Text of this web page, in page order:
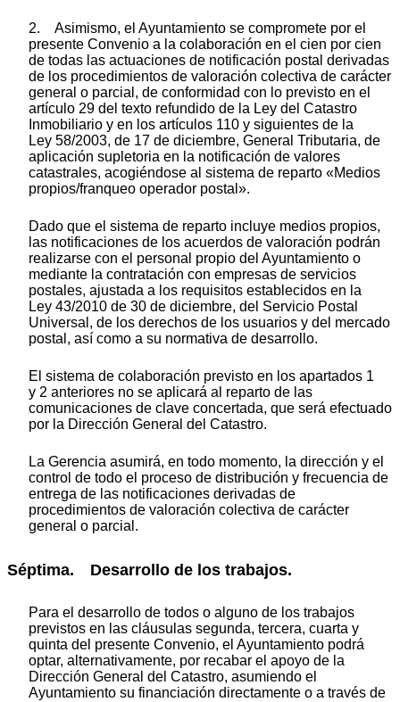
2. Asimismo, el Ayuntamiento se compromete por el
presente Convenio a la colaboración en el cien por cien
de todas las actuaciones de notificación postal derivadas
de los procedimientos de valoración colectiva de carácter
general o parcial, de conformidad con lo previsto en el
artículo 29 del texto refundido de la Ley del Catastro
Inmobiliario y en los artículos 110 y siguientes de la
Ley 58/2003, de 17 de diciembre, General Tributaria, de
aplicación supletoria en la notificación de valores
catastrales, acogiéndose al sistema de reparto «Medios
propios/franqueo operador postal».
Dado que el sistema de reparto incluye medios propios,
las notificaciones de los acuerdos de valoración podrán
realizarse con el personal propio del Ayuntamiento o
mediante la contratación con empresas de servicios
postales, ajustada a los requisitos establecidos en la
Ley 43/2010 de 30 de diciembre, del Servicio Postal
Universal, de los derechos de los usuarios y del mercado
postal, así como a su normativa de desarrollo.
El sistema de colaboración previsto en los apartados 1
y 2 anteriores no se aplicará al reparto de las
comunicaciones de clave concertada, que será efectuado
por la Dirección General del Catastro.
La Gerencia asumirá, en todo momento, la dirección y el
control de todo el proceso de distribución y frecuencia de
entrega de las notificaciones derivadas de
procedimientos de valoración colectiva de carácter
general o parcial.
Séptima. Desarrollo de los trabajos.
Para el desarrollo de todos o alguno de los trabajos
previstos en las cláusulas segunda, tercera, cuarta y
quinta del presente Convenio, el Ayuntamiento podrá
optar, alternativamente, por recabar el apoyo de la
Dirección General del Catastro, asumiendo el
Ayuntamiento su financiación directamente o a través de